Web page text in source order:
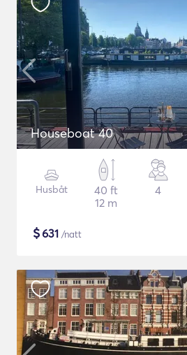
Houseboat 40
Husbåt
40 ft
12 m
4
$631 /natt